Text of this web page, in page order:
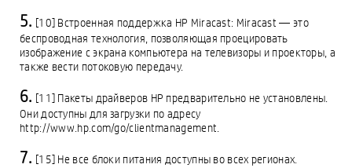
[10] Встроенная поддержка HP Miracast: Miracast — это
беспроводная технология, позволяющая проецировать
изображение с экрана компьютера на телевизоры и проекторы, а
также вести потоковую передачу.
[11] Пакеты драйверов HP предварительно не установлены.
Они доступны для загрузки по адресу
http://www.hp.com/go/clientmanagement.
[15] Не все блоки питания доступны во всех регионах.